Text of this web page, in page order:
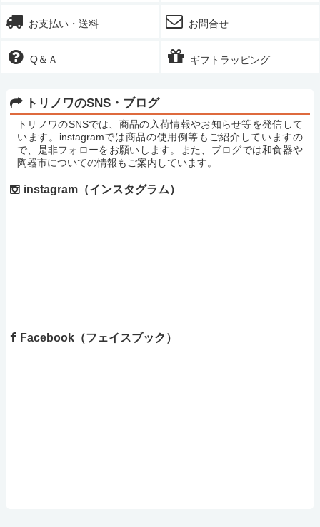
お支払い・送料 お問合せ
Q＆Ａ ギフトラッピング
トリノワのSNS・ブログ
トリノワのSNSでは、商品の入荷情報やお知らせ等を発信して
います。instagramでは商品の使用例等もご紹介していますの
で、是非フォローをお願いします。また、ブログでは和食器や
陶器市についての情報もご案内しています。
instagram（インスタグラム）
Facebook（フェイスブック）